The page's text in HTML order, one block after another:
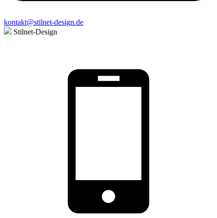
kontakt@stilnet-design.de
Stilnet-Design